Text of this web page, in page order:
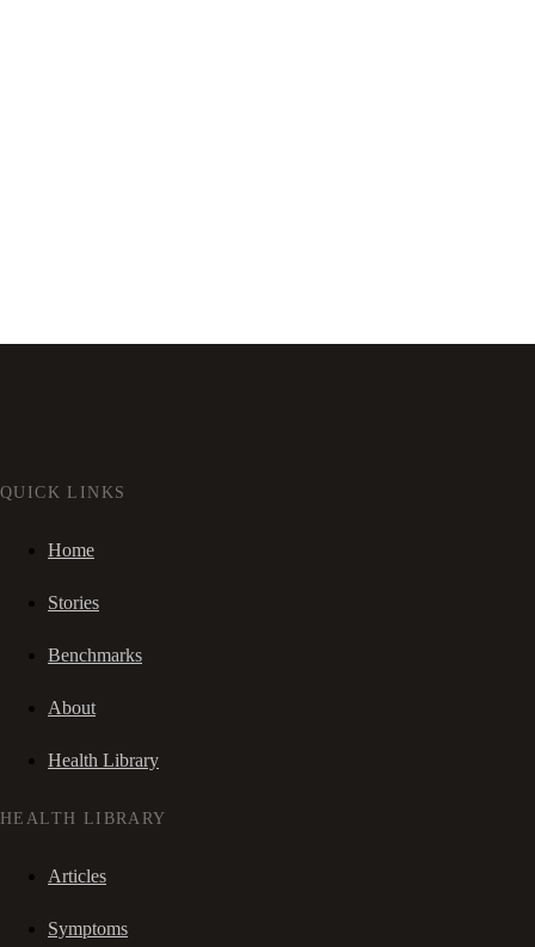
QUICK LINKS
Home
Stories
Benchmarks
About
Health Library
HEALTH LIBRARY
Articles
Symptoms